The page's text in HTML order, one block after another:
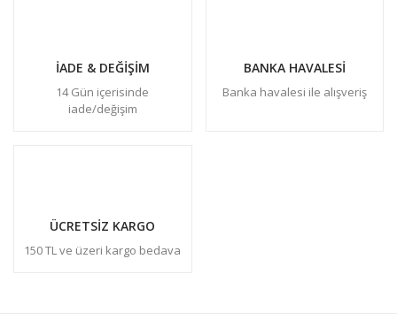
İADE & DEĞİŞİM
14 Gün içerisinde
iade/değişim
BANKA HAVALESİ
Banka havalesi ile alışveriş
ÜCRETSİZ KARGO
150 TL ve üzeri kargo bedava